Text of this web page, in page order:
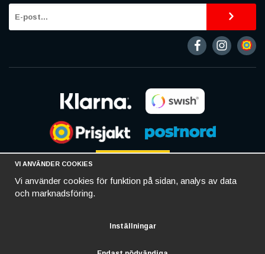
VI ANVÄNDER COOKIES
Vi använder cookies för funktion på sidan, analys av data
och marknadsföring.
Inställningar